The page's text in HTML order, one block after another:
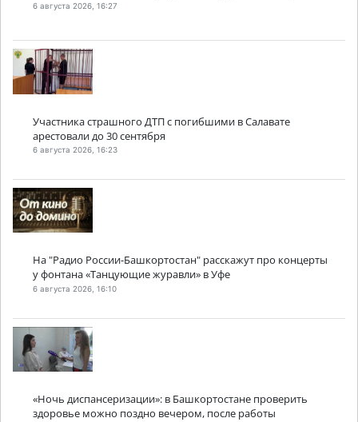
6 августа 2026, 16:27
Участника страшного ДТП с погибшими в Салавате
арестовали до 30 сентября
6 августа 2026, 16:23
На "Радио России-Башкортостан" расскажут про концерты
у фонтана «Танцующие журавли» в Уфе
6 августа 2026, 16:10
«Ночь диспансеризации»: в Башкортостане проверить
здоровье можно поздно вечером, после работы